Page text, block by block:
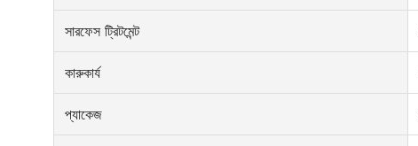
সারফেস ট্রিটমেন্ট
কারুকার্য
প্যাকেজ